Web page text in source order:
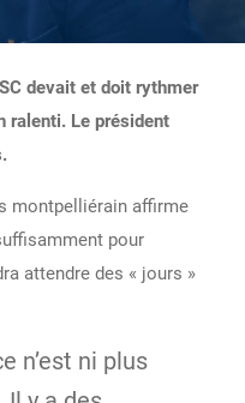
devait et doit rythmer
ralenti. Le président
montpelliérain affirme
pour
attendre des « jours »
n’est ni plus